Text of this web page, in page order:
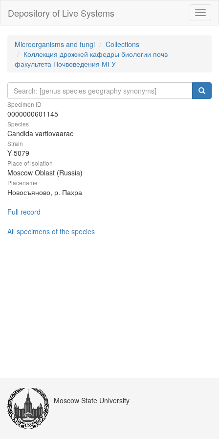
Depository of Live Systems
Microorganisms and fungi
Collections
Коллекция дрожжей кафедры биологии почв
факультета Почвоведения МГУ
Specimen ID
0000000601145
Species
Candida vartiovaarae
Strain
Y-5079
Place of isolation
Moscow Oblast (Russia)
Placename
Новосъяново, р. Пахра
Full record
All specimens of the species
Moscow State University